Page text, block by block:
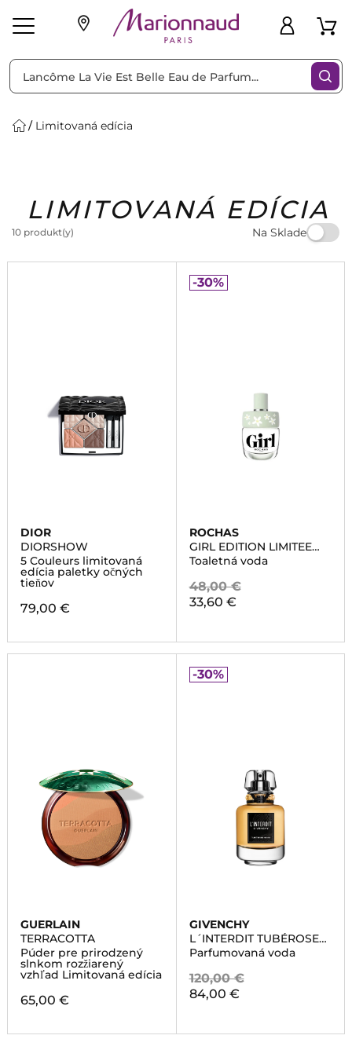
pleť Líčenie
Beauty
Limitovaná edícia
LIMITOVANÁ EDÍCIA
10 produkt(y) Na Sklade
Triediť podľa Filtrovať
DIOR
DIORSHOW
5 Couleurs limitovaná
edícia paletky očných
tieňov
79,00 €
-30%
ROCHAS
GIRL EDITION LIMITEE
BLOOMING
Toaletná voda
48,00 €
33,60 €
GUERLAIN
TERRACOTTA
Púder pre prirodzený
slnkom rozžiarený
vzhľad Limitovaná edícia
65,00 €
-30%
GIVENCHY
L´INTERDIT TUBÉROSE
NOIR
Parfumovaná voda
120,00 €
84,00 €